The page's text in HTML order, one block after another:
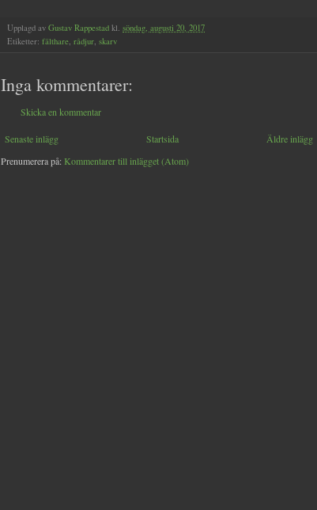
Upplagd av Gustav Rappestad kl. söndag, augusti 20, 2017
Etiketter: fälthare, rådjur, skarv
Inga kommentarer:
Skicka en kommentar
Senaste inlägg Äldre inlägg
Startsida
Prenumerera på: Kommentarer till inlägget (Atom)